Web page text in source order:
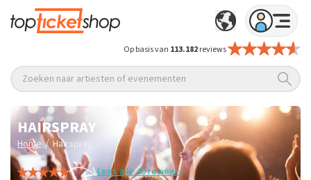
Op basis van 113.182reviews
Zoeken naar artiesten of evenementen
HAIRSPRAY
Home / Hairspray
Lees alle 40 reviews